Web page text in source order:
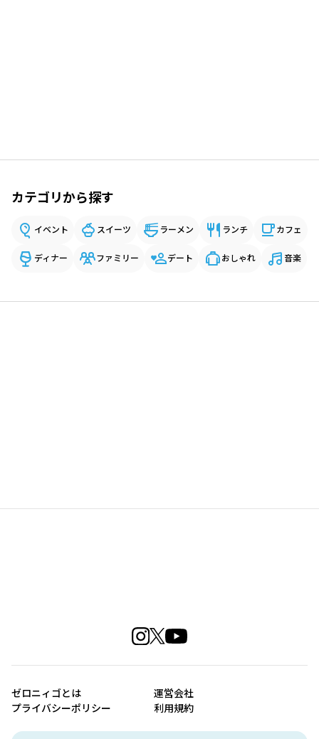
カテゴリから探す
イベント スイーツ ラーメン ランチ カフェ
ディナー ファミリー デート おしゃれ 音楽
ゼロニィゴとは
運営会社
プライバシーポリシー
利用規約